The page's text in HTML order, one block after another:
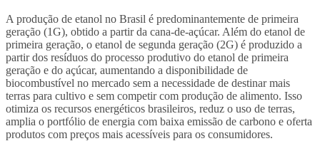
A produção de etanol no Brasil é predominantemente de primeira
geração (1G), obtido a partir da cana-de-açúcar. Além do etanol de
primeira geração, o etanol de segunda geração (2G) é produzido a
partir dos resíduos do processo produtivo do etanol de primeira
geração e do açúcar, aumentando a disponibilidade de
biocombustível no mercado sem a necessidade de destinar mais
terras para cultivo e sem competir com produção de alimento. Isso
otimiza os recursos energéticos brasileiros, reduz o uso de terras,
amplia o portfólio de energia com baixa emissão de carbono e oferta
produtos com preços mais acessíveis para os consumidores.